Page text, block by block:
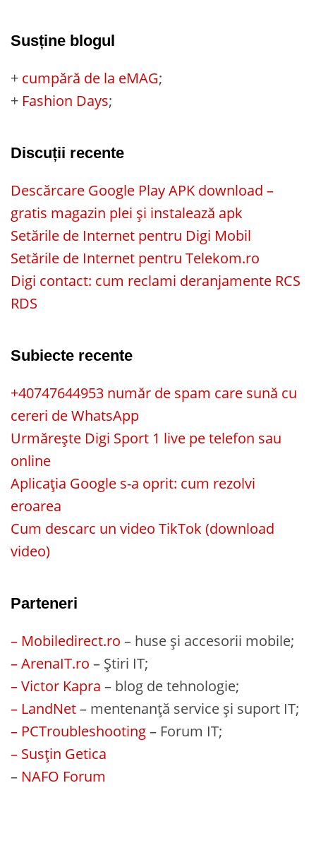
Susține blogul
+ cumpără de la eMAG;
+ Fashion Days;
Discuții recente
Descărcare Google Play APK download –
gratis magazin plei și instalează apk
Setările de Internet pentru Digi Mobil
Setările de Internet pentru Telekom.ro
Digi contact: cum reclami deranjamente RCS
RDS
Subiecte recente
+40747644953 număr de spam care sună cu
cereri de WhatsApp
Urmărește Digi Sport 1 live pe telefon sau
online
Aplicația Google s-a oprit: cum rezolvi
eroarea
Cum descarc un video TikTok (download
video)
Parteneri
– Mobiledirect.ro – huse și accesorii mobile;
– ArenaIT.ro – Știri IT;
– Victor Kapra – blog de tehnologie;
– LandNet– mentenanță service și suport IT;
– PCTroubleshooting– Forum IT;
– Susțin Getica
– NAFO Forum